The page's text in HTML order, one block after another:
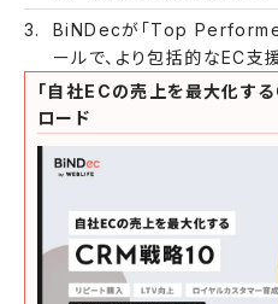
BiNDecが「Top
ールで、より包括的なEC支
「自社ECの売上を最大化す
ロード